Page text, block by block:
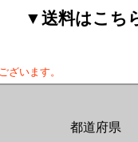
▼送料はこち
ざいます。
都道府県